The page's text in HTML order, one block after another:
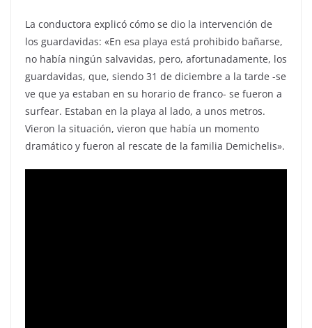
La conductora explicó cómo se dio la intervención de
los guardavidas: «En esa playa está prohibido bañarse,
no había ningún salvavidas, pero, afortunadamente, los
guardavidas, que, siendo 31 de diciembre a la tarde -se
ve que ya estaban en su horario de franco- se fueron a
surfear. Estaban en la playa al lado, a unos metros.
Vieron la situación, vieron que había un momento
dramático y fueron al rescate de la familia Demichelis».